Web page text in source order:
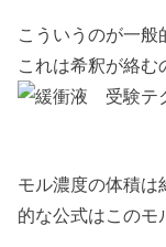
こういうのが一般
これは希釈が絡む
モル濃度の体積は
的な公式はこのモ